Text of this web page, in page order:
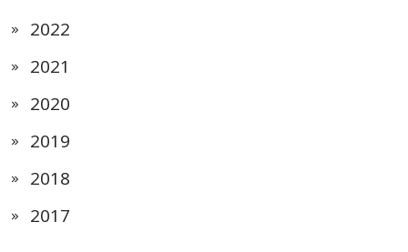
2022
2021
2020
2019
2018
2017